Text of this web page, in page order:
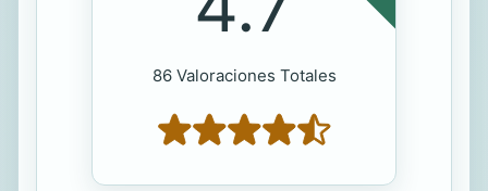
86 Valoraciones Totales